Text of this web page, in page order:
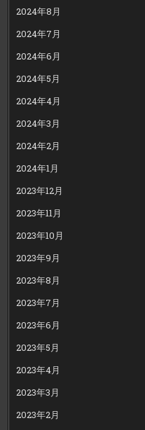
2024年8月
2024年7月
2024年6月
2024年5月
2024年4月
2024年3月
2024年2月
2024年1月
2023年12月
2023年11月
2023年10月
2023年9月
2023年8月
2023年7月
2023年6月
2023年5月
2023年4月
2023年3月
2023年2月